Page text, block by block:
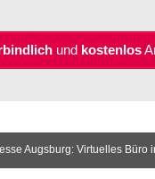
und kostenlos
Augsburg: Virtuelles Büro